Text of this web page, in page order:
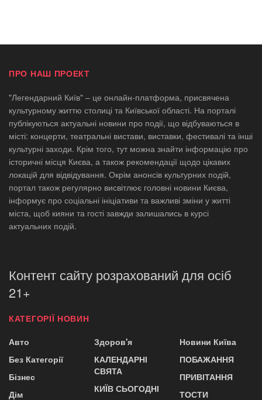
ПРО НАШ ПРОЕКТ
"Легендарний Київ" – це онлайн-платформа, присвячена
культурному життю столиці та Київської області. На порталі
публікуються актуальні новини про події, що відбуваються в
місті: концерти, театральні вистави, виставки, фестивалі та інші
культурні заходи. Крім того, тут можна знайти інформацію про
історичні місця Києва, а також рекомендації щодо цікавих
локацій для відвідування. Окрім анонсів культурних подій,
портал також регулярно висвітлює головні новини Києва,
інформує про соціальні ініціативи та важливі зміни у житті
міста, щоб кияни та гості завжди залишались в курсі
актуальних подій.
Контент сайту розрахований для осіб
21+
КАТЕГОРІЇ НОВИН
Авто
Без Категорії
Бізнес
Дім
Здоров'я
КАЛЕНДАРНІ
СВЯТА
КИЇВ СЬОГОДНІ
Новини Київа
ПОБАЖАННЯ
ПРИВІТАННЯ
ТОСТИ